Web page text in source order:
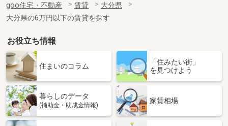
専有面積
59.55m²
間取り
2LDK
大分県別府市北中
価 格
4.80万円
大分県別府市北中
専有面積 30.69m²
間取り
大分県大分市明磧町２
goo住宅・不動産 賃貸
大分県
大分県の6万円以下の賃貸を探す
お役立ち情報
住まいのコラム
「住みたい街」
を見つけよう
暮らしのデータ
(補助金・助成金情報)
家賃相場